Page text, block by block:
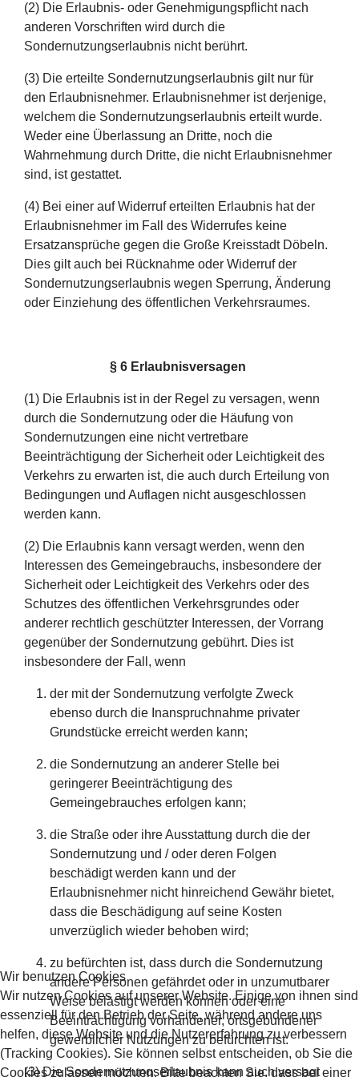
(2) Die Erlaubnis- oder Genehmigungspflicht nach
anderen Vorschriften wird durch die
Sondernutzungserlaubnis nicht berührt.
(3) Die erteilte Sondernutzungserlaubnis gilt nur für
den Erlaubnisnehmer. Erlaubnisnehmer ist derjenige,
welchem die Sondernutzungserlaubnis erteilt wurde.
Weder eine Überlassung an Dritte, noch die
Wahrnehmung durch Dritte, die nicht Erlaubnisnehmer
sind, ist gestattet.
(4) Bei einer auf Widerruf erteilten Erlaubnis hat der
Erlaubnisnehmer im Fall des Widerrufes keine
Ersatzansprüche gegen die Große Kreisstadt Döbeln.
Dies gilt auch bei Rücknahme oder Widerruf der
Sondernutzungserlaubnis wegen Sperrung, Änderung
oder Einziehung des öffentlichen Verkehrsraumes.
§ 6 Erlaubnisversagen
(1) Die Erlaubnis ist in der Regel zu versagen, wenn
durch die Sondernutzung oder die Häufung von
Sondernutzungen eine nicht vertretbare
Beeinträchtigung der Sicherheit oder Leichtigkeit des
Verkehrs zu erwarten ist, die auch durch Erteilung von
Bedingungen und Auflagen nicht ausgeschlossen
werden kann.
(2) Die Erlaubnis kann versagt werden, wenn den
Interessen des Gemeingebrauchs, insbesondere der
Sicherheit oder Leichtigkeit des Verkehrs oder des
Schutzes des öffentlichen Verkehrsgrundes oder
anderer rechtlich geschützter Interessen, der Vorrang
gegenüber der Sondernutzung gebührt. Dies ist
insbesondere der Fall, wenn
der mit der Sondernutzung verfolgte Zweck
ebenso durch die Inanspruchnahme privater
Grundstücke erreicht werden kann;
die Sondernutzung an anderer Stelle bei
geringerer Beeinträchtigung des
Gemeingebrauches erfolgen kann;
die Straße oder ihre Ausstattung durch die der
Sondernutzung und / oder deren Folgen
beschädigt werden kann und der
Erlaubnisnehmer nicht hinreichend Gewähr bietet,
dass die Beschädigung auf seine Kosten
unverzüglich wieder behoben wird;
zu befürchten ist, dass durch die Sondernutzung
andere Personen gefährdet oder in unzumutbarer
Weise belästigt werden können oder eine
Beeinträchtigung vorhandener, ortsgebundener
gewerblicher Nutzungen zu befürchten ist.
(3) Die Sondernutzungserlaubnis kann auch versagt
Wir benutzen Cookies
Wir nutzen Cookies auf unserer Website. Einige von ihnen sind
essenziell für den Betrieb der Seite, während andere uns
helfen, diese Website und die Nutzererfahrung zu verbessern
(Tracking Cookies). Sie können selbst entscheiden, ob Sie die
Cookies zulassen möchten. Bitte beachten Sie, dass bei einer